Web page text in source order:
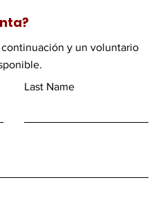
y un voluntario
Last Name